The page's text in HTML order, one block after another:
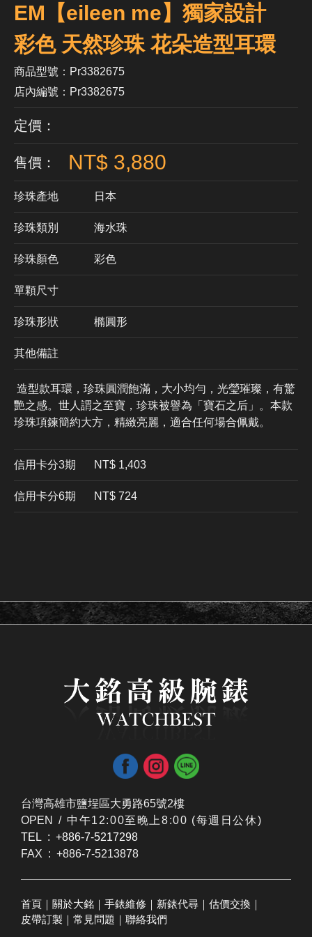
EM【eileen me】獨家設計
彩色 天然珍珠 花朵造型耳環
商品型號：Pr3382675
店內編號：Pr3382675
定價：
售價： NT$ 3,880
珍珠產地 日本
珍珠類別 海水珠
珍珠顏色 ​彩色
單顆尺寸
珍珠形狀 橢圓形
其他備註
造型款耳環，珍珠圓潤飽滿，大小均勻，光瑩璀璨，有驚
艷之感。世人謂之至寶，珍珠被譽為「寶石之后」。本款
珍珠項鍊簡約大方，精緻亮麗，適合任何場合佩戴。
信用卡分3期 ​NT$ 1,403
信用卡分6期 NT$ 724
台灣高雄市鹽埕區大勇路65號2樓
OPEN / ​中午12:00至晚上8:00 (每週日公休)
TEL : +886-7-5217298
FAX : +886-7-5213878
首頁 ｜ 關於大銘 ｜ 手錶維修 ｜ 新錶代尋 ｜ 估價交換 ｜
皮帶訂製 ｜ 常見問題 ｜ 聯絡我們